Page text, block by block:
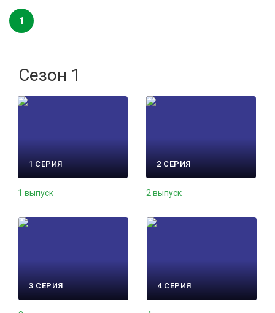
1
Сезон 1
1 СЕРИЯ
1 выпуск
2 СЕРИЯ
2 выпуск
3 СЕРИЯ 4 СЕРИЯ